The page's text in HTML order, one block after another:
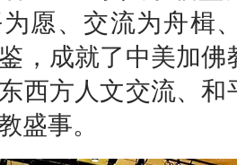
愿、交流为舟楫
，成就了中美加
西方人文交流、
盛事。